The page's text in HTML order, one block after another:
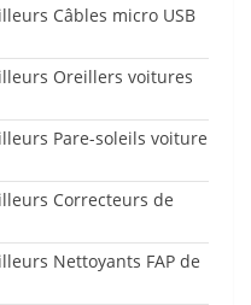
Câbles micro USB
Oreillers voitures
Pare-soleils voiture
Correcteurs de
Nettoyants FAP de